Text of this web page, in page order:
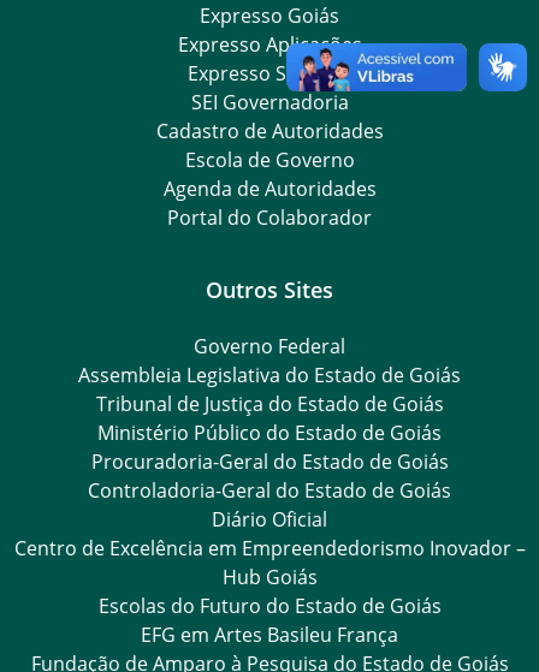
Expresso Goiás
Expresso Aplicações
Expresso Servidor
SEI Governadoria
Cadastro de Autoridades
Escola de Governo
Agenda de Autoridades
Portal do Colaborador
Outros Sites
Governo Federal
Assembleia Legislativa do Estado de Goiás
Tribunal de Justiça do Estado de Goiás
Ministério Público do Estado de Goiás
Procuradoria-Geral do Estado de Goiás
Controladoria-Geral do Estado de Goiás
Diário Oficial
Centro de Excelência em Empreendedorismo Inovador –
Hub Goiás
Escolas do Futuro do Estado de Goiás
EFG em Artes Basileu França
Fundação de Amparo à Pesquisa do Estado de Goiás